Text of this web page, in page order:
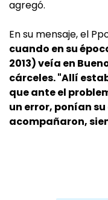
agregó.
En su mensaje, el
cuando en su
2013) veía en
cárceles. "Allí
que ante el
un error, ponían
acompañaron,